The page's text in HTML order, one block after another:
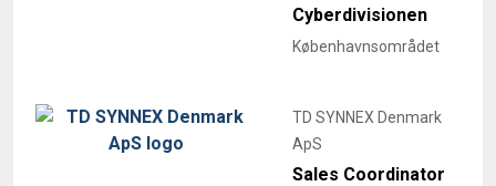
Cyberdivisionen
Københavnsområdet
TD SYNNEX Denmark
ApS
Sales Coordinator